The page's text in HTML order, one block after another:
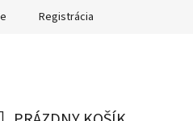
Registrácia